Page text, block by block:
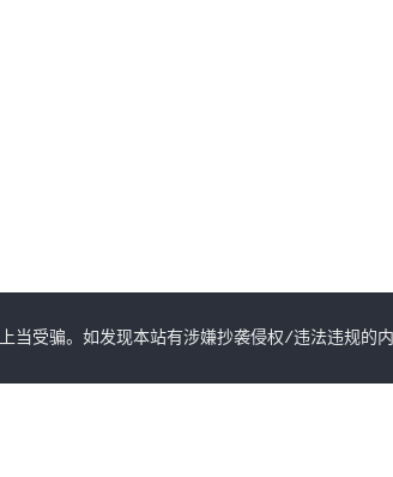
当受骗。如发现本站有涉嫌抄袭侵权/违法违规的